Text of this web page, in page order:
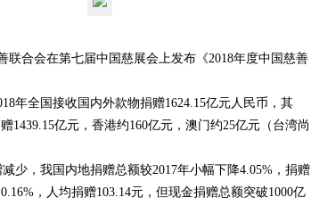
合会在第七届中国慈展会上发布《2018年度中国慈善
年全国接收国内外款物捐赠1624.15亿元人民币，其
1439.15亿元，香港约160亿元，澳门约25亿元（台湾尚
少，我国内地捐赠总额较2017年小幅下降4.05%，捐赠
，人均捐赠103.14元，但现金捐赠总额突破1000亿